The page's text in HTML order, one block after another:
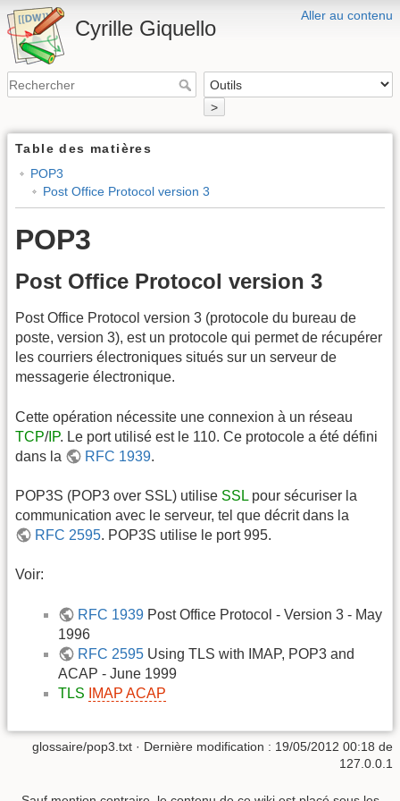
Aller au contenu
Cyrille Giquello
>
Table des matières
POP3
Post Office Protocol version 3
POP3
Post Office Protocol version 3
Post Office Protocol version 3 (protocole du bureau de
poste, version 3), est un protocole qui permet de récupérer
les courriers électroniques situés sur un serveur de
messagerie électronique.
Cette opération nécessite une connexion à un réseau
TCP/IP. Le port utilisé est le 110. Ce protocole a été défini
dans la
RFC 1939.
POP3S (POP3 over SSL) utilise SSL pour sécuriser la
communication avec le serveur, tel que décrit dans la
RFC 2595. POP3S utilise le port 995.
Voir:
RFC 1939 Post Office Protocol - Version 3 - May
1996
RFC 2595 Using TLS with IMAP, POP3 and
ACAP - June 1999
TLS
IMAP ACAP
glossaire/pop3.txt · Dernière modification : 19/05/2012 00:18 de
127.0.0.1